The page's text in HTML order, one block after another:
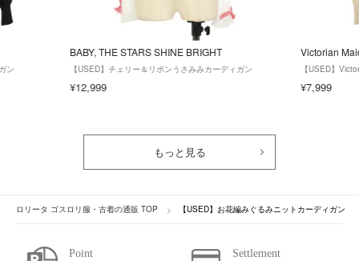
ン
BABY, THE STARS SHINE BRIGHT
【USED】チェリー＆リボンうさみみカーディガン
¥12,999
Victorian
【USED】
¥7,999
もっと見る
ロリータ ゴスロリ服・古着の通販 TOP 【USED】お花編みぐるみニットカーディガン